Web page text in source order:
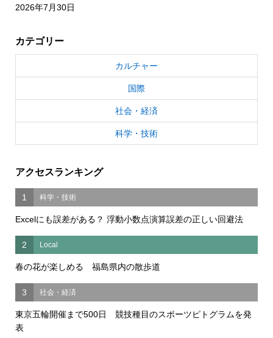
2026年7月30日
カテゴリー
カルチャー
国際
社会・経済
科学・技術
アクセスランキング
1 科学・技術
Excelにも誤差がある？ 浮動小数点演算誤差の正しい回避法
2 Local
春の花が楽しめる 福島県内の散歩道
3 社会・経済
東京五輪開催まで500日 競技種目のスポーツピトグラムを発
表